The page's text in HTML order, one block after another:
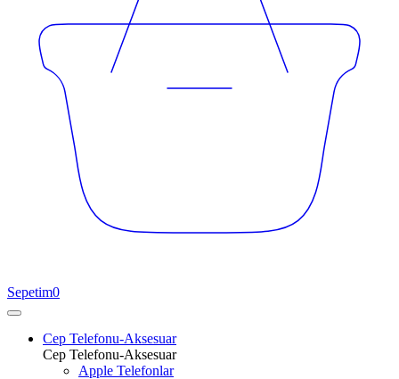
Sepetim0
Cep Telefonu-Aksesuar
Cep Telefonu-Aksesuar
Apple Telefonlar